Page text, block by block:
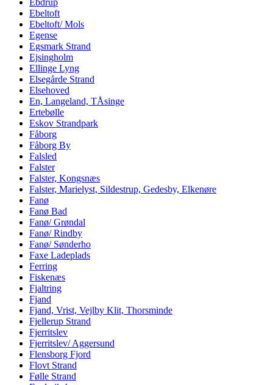
Ebdrup
Ebeltoft
Ebeltoft/ Mols
Egense
Egsmark Strand
Ejsingholm
Ellinge Lyng
Elsegårde Strand
Elsehoved
En, Langeland, TÅsinge
Ertebølle
Eskov Strandpark
Fåborg
Fåborg By
Falsled
Falster
Falster, Kongsnæs
Falster, Marielyst, Sildestrup, Gedesby, Elkenøre
Fanø
Fanø Bad
Fanø/ Grøndal
Fanø/ Rindby
Fanø/ Sønderho
Faxe Ladeplads
Ferring
Fiskenæs
Fjaltring
Fjand
Fjand, Vrist, Vejlby Klit, Thorsminde
Fjellerup Strand
Fjerritslev
Fjerritslev/ Aggersund
Flensborg Fjord
Flovt Strand
Følle Strand